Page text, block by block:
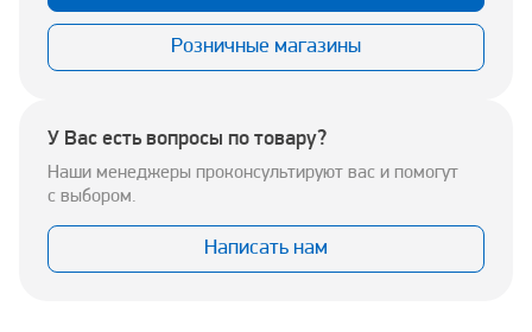
Розничные магазины
У Вас есть вопросы по товару?
Наши менеджеры проконсультируют вас и помогут
с выбором.
Написать нам